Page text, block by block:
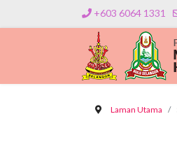
+603 6064 1331
Laman Utama